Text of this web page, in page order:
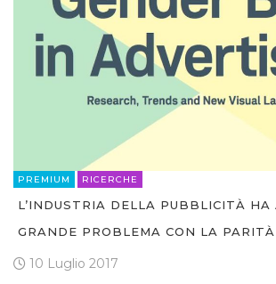
PREMIUM RICERCHE
L’INDUSTRIA DELLA PUBBLICITÀ HA
GRANDE PROBLEMA CON LA
10 Luglio 2017